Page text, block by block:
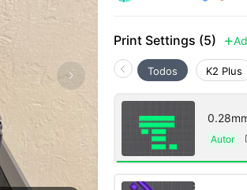
Print Settings (5) 
Todos K2 Plus
Autor